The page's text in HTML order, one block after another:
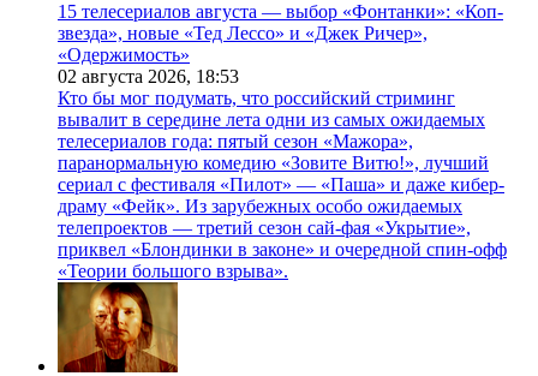
15 телесериалов августа — выбор «Фонтанки»: «Коп-
звезда», новые «Тед Лессо» и «Джек Ричер»,
«Одержимость»
02 августа 2026, 18:53
Кто бы мог подумать, что российский стриминг
вывалит в середине лета одни из самых ожидаемых
телесериалов года: пятый сезон «Мажора»,
паранормальную комедию «Зовите Витю!», лучший
сериал с фестиваля «Пилот» — «Паша» и даже кибер-
драму «Фейк». Из зарубежных особо ожидаемых
телепроектов — третий сезон сай-фая «Укрытие»,
приквел «Блондинки в законе» и очередной спин-офф
«Теории большого взрыва».